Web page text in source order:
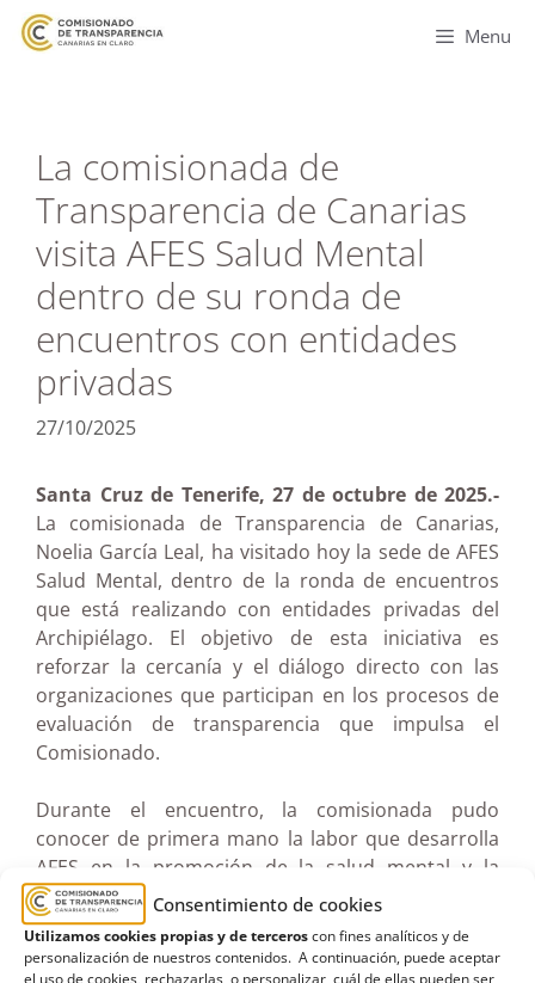
Consentimiento de cookies
Utilizamos cookies propias y de terceroscon fines analíticos y de
personalización de nuestros contenidos. A continuación, puede aceptar
Menu
La comisionada de
Transparencia de Canarias
visita AFES Salud Mental
dentro de su ronda de
encuentros con entidades
privadas
27/10/2025
Santa Cruz de Tenerife, 27 de octubre de 2025.-
La comisionada de Transparencia de Canarias,
Noelia García Leal, ha visitado hoy la sede de AFES
Salud Mental, dentro de la ronda de encuentros
que está realizando con entidades privadas del
Archipiélago. El objetivo de esta iniciativa es
reforzar la cercanía y el diálogo directo con las
organizaciones que participan en los procesos de
evaluación de transparencia que impulsa el
Comisionado.
Durante el encuentro, la comisionada pudo
conocer de primera mano la labor que desarrolla
AFES en la promoción de la salud mental y la
inclusión social de las personas con trastorno
mental en Canarias. Asimismo, compartió con su
equipo la importancia de la transparencia y el